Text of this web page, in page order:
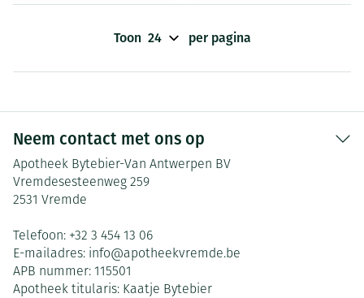
Toon per pagina
Neem contact met ons op
Apotheek Bytebier-Van Antwerpen BV
Vremdesesteenweg 259
2531 Vremde
Telefoon: +32 3 454 13 06
E-mailadres: info@apotheekvremde.be
APB nummer: 115501
Apotheek titularis: Kaatje Bytebier